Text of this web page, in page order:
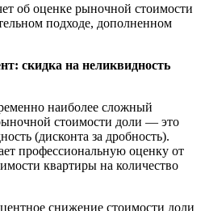
об оценке рыночной стоимости
подходе, дополненном
скидка на неликвидность
наиболее сложный
стоимости доли — это
(дисконта за дробность).
профессиональную оценку от
квартиры на количество
снижение стоимости доли